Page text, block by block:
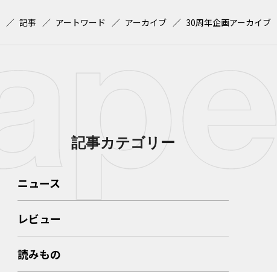
記事 アートワード アーカイブ 30周年企画アーカイブ
記事カテゴリー
ニュース
レビュー
読みもの